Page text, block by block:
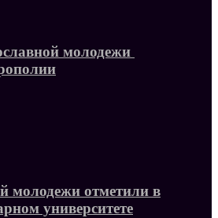
молодежи
молодежи отметили в
университете